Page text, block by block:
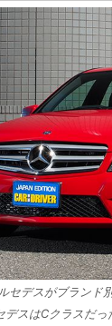
セデスがブランド
デスはCクラスだっ